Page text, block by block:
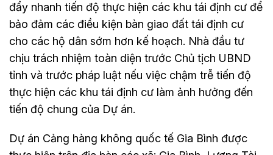
đẩy nhanh tiến độ thực hiện các khu tái định cư để
bảo đảm các điều kiện bàn giao đất tái định cư
cho các hộ dân sớm hơn kế hoạch. Nhà đầu tư
chịu trách nhiệm toàn diện trước Chủ tịch UBND
tỉnh và trước pháp luật nếu việc chậm trễ tiến độ
thực hiện các khu tái định cư làm ảnh hưởng đến
tiến độ chung của Dự án.
Dự án Cảng hàng không quốc tế Gia Bình được